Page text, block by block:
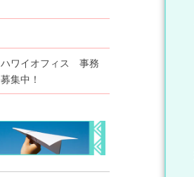
ハワイオフィス 事務
集中！